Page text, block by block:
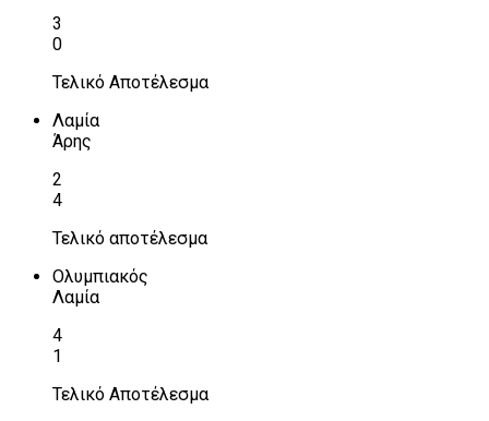
3
0
Τελικό Αποτέλεσμα
Λαμία
Άρης
2
4
Τελικό αποτέλεσμα
Ολυμπιακός
Λαμία
4
1
Τελικό Αποτέλεσμα